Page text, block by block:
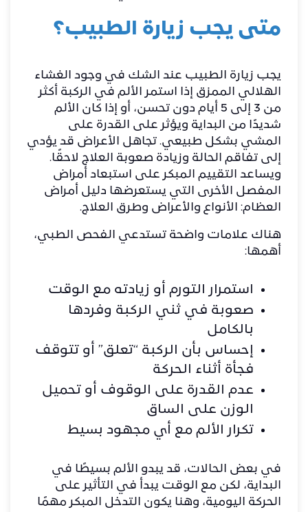
متى يجب زيارة الطبيب؟
يجب زيارة الطبيب عند الشك في وجود الغشاء
الهلالي الممزق إذا استمر الألم في الركبة أكثر
من 3 إلى 5 أيام دون تحسن، أو إذا كان الألم
شديدًا من البداية ويؤثر على القدرة على
المشي بشكل طبيعي. تجاهل الأعراض قد يؤدي
إلى تفاقم الحالة وزيادة صعوبة العلاج لاحقًا.
ويساعد التقييم المبكر على استبعاد أمراض
المفصل الأخرى التي يستعرضها دليل
أمراض
العظام: الأنواع والأعراض وطرق العلاج.
هناك علامات واضحة تستدعي الفحص الطبي،
أهمها:
استمرار التورم أو زيادته مع الوقت
صعوبة في ثني الركبة وفردها
بالكامل
إحساس بأن الركبة “تعلق” أو تتوقف
فجأة أثناء الحركة
عدم القدرة على الوقوف أو تحميل
الوزن على الساق
تكرار الألم مع أي مجهود بسيط
في بعض الحالات، قد يبدو الألم بسيطًا في
البداية، لكن مع الوقت يبدأ في التأثير على
الحركة اليومية، وهنا يكون التدخل المبكر مهمًا